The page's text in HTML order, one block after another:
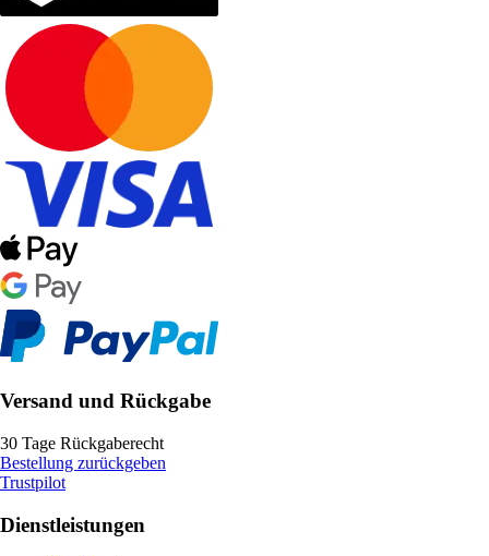
Versand und Rückgabe
30 Tage Rückgaberecht
Bestellung zurückgeben
Trustpilot
Dienstleistungen